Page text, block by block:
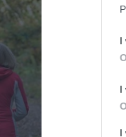
I
I
I